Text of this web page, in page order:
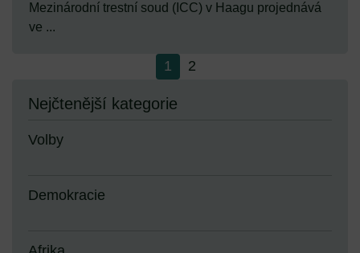
Nejčtenější kategorie
Volby
Demokracie
Mezinárodní trestní soud (ICC) v Haagu projednává
ve ...
1 2